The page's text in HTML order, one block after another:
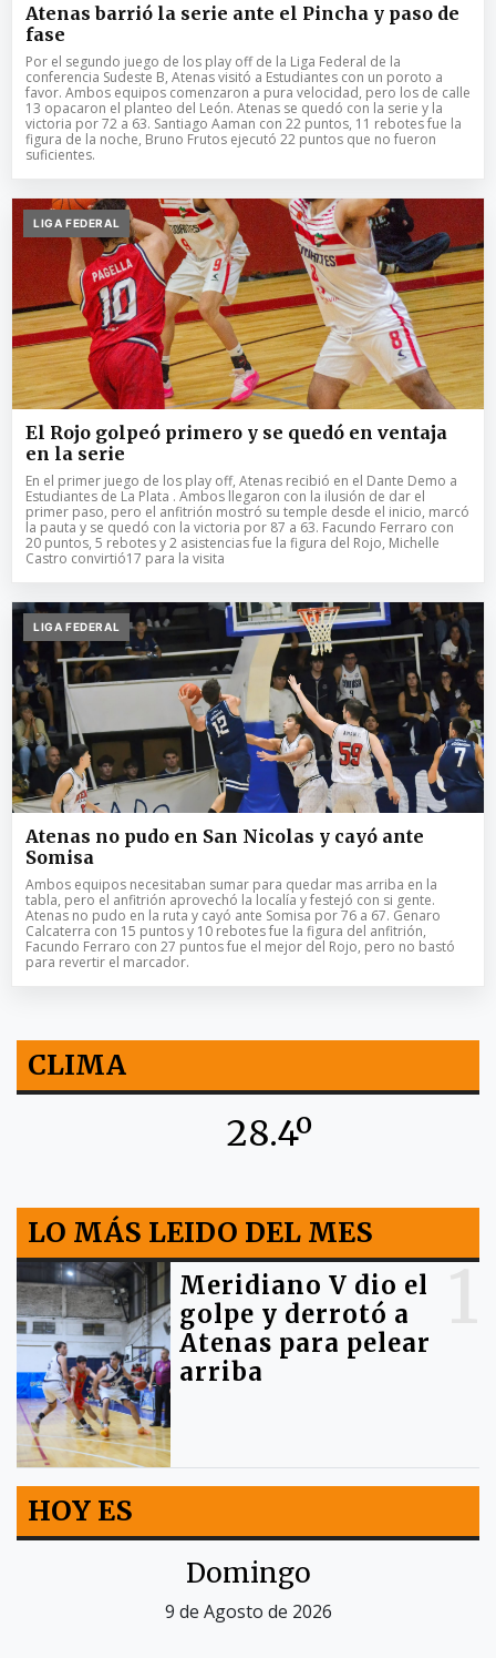
Atenas barrió la serie ante el Pincha y paso de
fase
Por el segundo juego de los play off de la Liga Federal de la
conferencia Sudeste B, Atenas visitó a Estudiantes con un poroto a
favor. Ambos equipos comenzaron a pura velocidad, pero los de calle
13 opacaron el planteo del León. Atenas se quedó con la serie y la
victoria por 72 a 63. Santiago Aaman con 22 puntos, 11 rebotes fue la
figura de la noche, Bruno Frutos ejecutó 22 puntos que no fueron
suficientes.
LIGA FEDERAL
El Rojo golpeó primero y se quedó en ventaja
en la serie
En el primer juego de los play off, Atenas recibió en el Dante Demo a
Estudiantes de La Plata . Ambos llegaron con la ilusión de dar el
primer paso, pero el anfitrión mostró su temple desde el inicio, marcó
la pauta y se quedó con la victoria por 87 a 63. Facundo Ferraro con
20 puntos, 5 rebotes y 2 asistencias fue la figura del Rojo, Michelle
Castro convirtió17 para la visita
LIGA FEDERAL
Atenas no pudo en San Nicolas y cayó ante
Somisa
Ambos equipos necesitaban sumar para quedar mas arriba en la
tabla, pero el anfitrión aprovechó la localía y festejó con si gente.
Atenas no pudo en la ruta y cayó ante Somisa por 76 a 67. Genaro
Calcaterra con 15 puntos y 10 rebotes fue la figura del anfitrión,
Facundo Ferraro con 27 puntos fue el mejor del Rojo, pero no bastó
para revertir el marcador.
CLIMA
28.4º
LO MÁS LEIDO DEL MES
Meridiano V dio el
golpe y derrotó a
Atenas para pelear
arriba
HOY ES
Domingo
9 de Agosto de 2026